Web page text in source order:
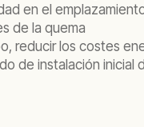
en el
de la quema
reducir los costes
de instalación inicial